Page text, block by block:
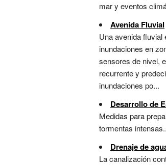
mar y eventos
Avenida Fluvial
Una avenida fluvial
inundaciones en
sensores de nivel,
recurrente y
inundaciones po...
Desarrollo de
Medidas para
tormentas
Drenaje de
La canalización